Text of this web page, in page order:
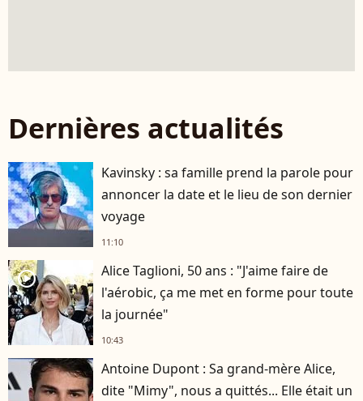
Dernières actualités
Kavinsky : sa famille prend la parole pour
annoncer la date et le lieu de son dernier
voyage
11:10
player2
Alice Taglioni, 50 ans : "J'aime faire de
l'aérobic, ça me met en forme pour toute
la journée"
10:43
Antoine Dupont : Sa grand-mère Alice,
dite "Mimy", nous a quittés... Elle était un